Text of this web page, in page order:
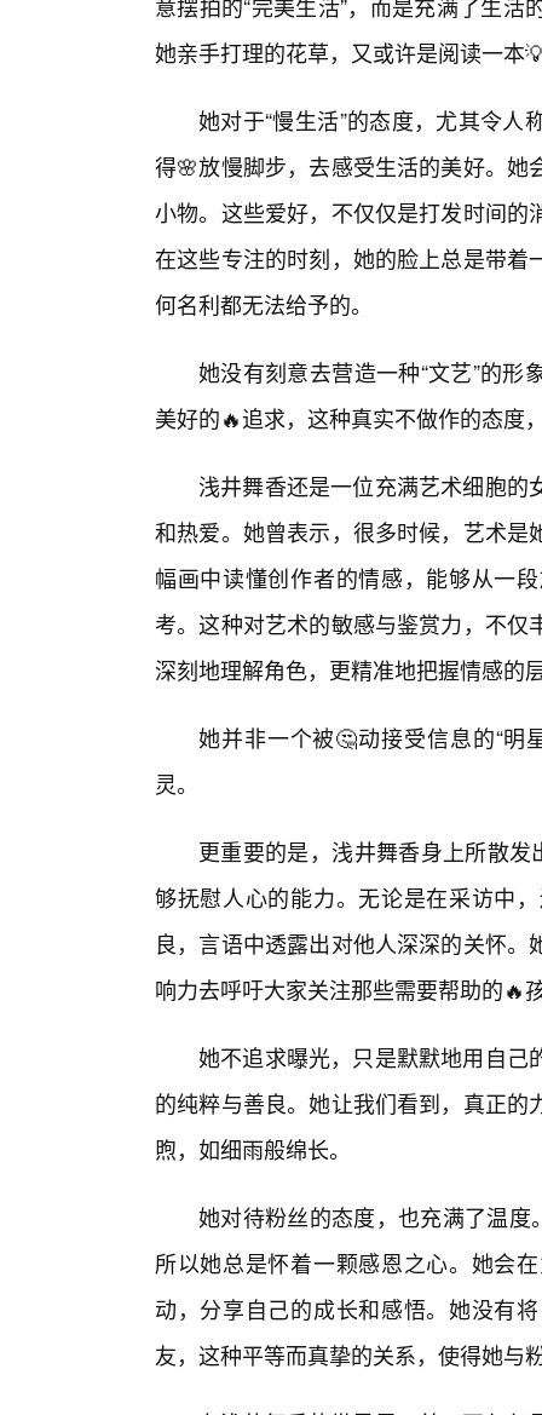
她亲手打理的花草，又或许是阅读一本
她对于“慢生活”的态度，尤其令
得🌸放慢脚步，去感受生活的美好。
小物。这些爱好，不仅仅是打发时间
在这些专注的时刻，她的脸上总是带
何名利都无法给予的。
她没有刻意去营造一种“文艺”的
美好的🔥追求，这种真实不做作的态度
浅井舞香还是一位充满艺术细胞的
和热爱。她曾表示，很多时候，艺术
幅画中读懂创作者的情感，能够从一
考。这种对艺术的敏感与鉴赏力，不
深刻地理解角色，更精准地把握情感的
她并非一个被🤔动接受信息的“明
灵。
更重要的是，浅井舞香身上所散发
够抚慰人心的能力。无论是在采访中
良，言语中透露出对他人深深的关怀
响力去呼吁大家关注那些需要帮助的🔥
她不追求曝光，只是默默地用自己
的纯粹与善良。她让我们看到，真正
煦，如细雨般绵长。
她对待粉丝的态度，也充满了温度
所以她总是怀着一颗感恩之心。她会
动，分享自己的成长和感悟。她没有
友，这种平等而真挚的关系，使得她与